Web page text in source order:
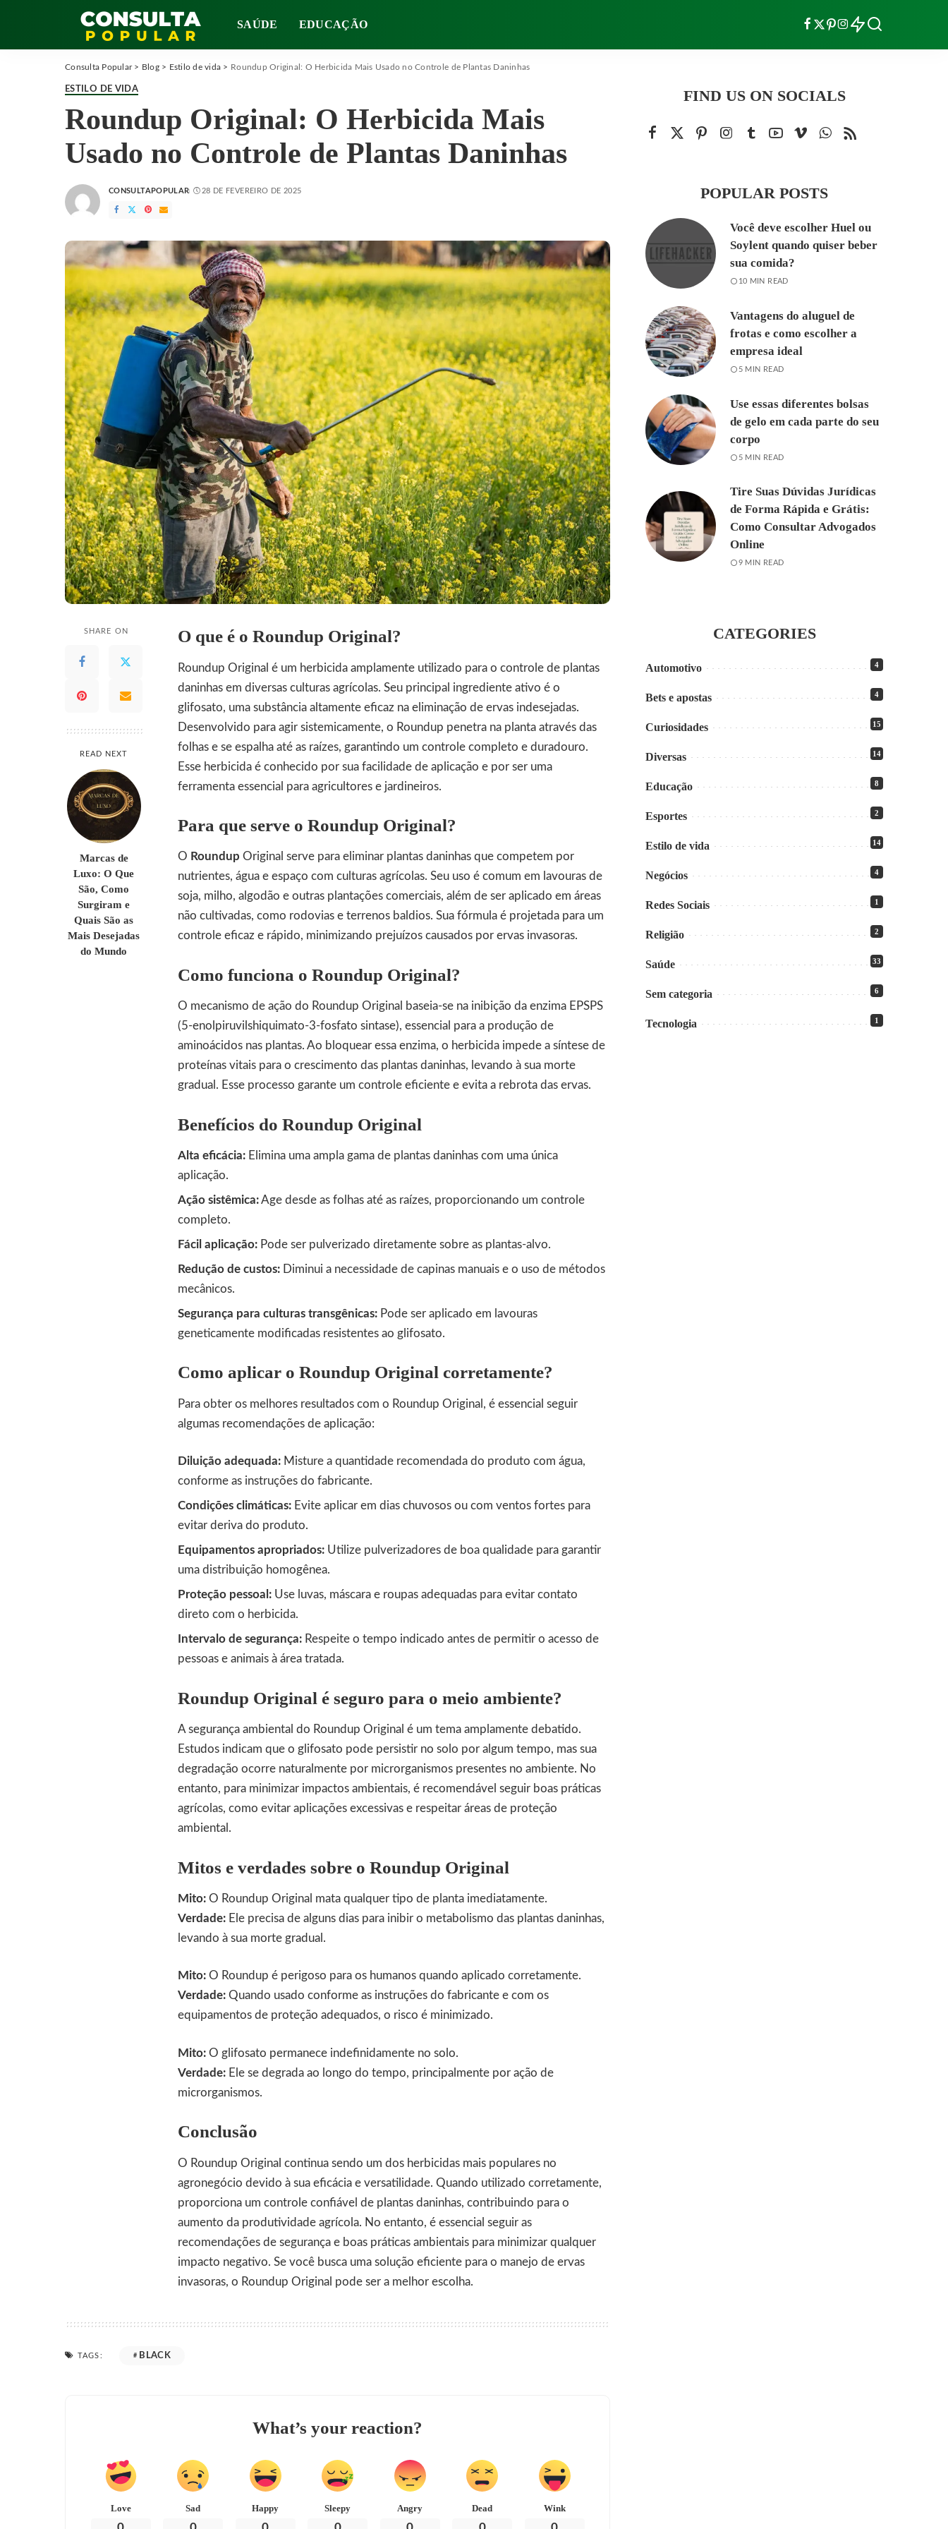
SAÚDE EDUCAÇÃO
Consulta Popular> Blog> Estilo de vida > Roundup Original: O Herbicida Mais Usado no Controle de Plantas Daninhas
ESTILO DE VIDA
Roundup Original: O Herbicida Mais
Usado no Controle de Plantas Daninhas
BY
CONSULTAPOPULAR 28 DE FEVEREIRO DE 2025
SHARE ON
READ NEXT
Marcas de
Luxo: O Que
São, Como
Surgiram e
Quais São as
Mais Desejadas
do Mundo
O que é o Roundup Original?
Roundup Original é um herbicida amplamente utilizado para o controle de plantas
daninhas em diversas culturas agrícolas. Seu principal ingrediente ativo é o
glifosato, uma substância altamente eficaz na eliminação de ervas indesejadas.
Desenvolvido para agir sistemicamente, o Roundup penetra na planta através das
folhas e se espalha até as raízes, garantindo um controle completo e duradouro.
Esse herbicida é conhecido por sua facilidade de aplicação e por ser uma
ferramenta essencial para agricultores e jardineiros.
Para que serve o Roundup Original?
O Roundup Original serve para eliminar plantas daninhas que competem por
nutrientes, água e espaço com culturas agrícolas. Seu uso é comum em lavouras de
soja, milho, algodão e outras plantações comerciais, além de ser aplicado em áreas
não cultivadas, como rodovias e terrenos baldios. Sua fórmula é projetada para um
controle eficaz e rápido, minimizando prejuízos causados por ervas invasoras.
Como funciona o Roundup Original?
O mecanismo de ação do Roundup Original baseia-se na inibição da enzima EPSPS
(5-enolpiruvilshiquimato-3-fosfato sintase), essencial para a produção de
aminoácidos nas plantas. Ao bloquear essa enzima, o herbicida impede a síntese de
proteínas vitais para o crescimento das plantas daninhas, levando à sua morte
gradual. Esse processo garante um controle eficiente e evita a rebrota das ervas.
Benefícios do Roundup Original
Alta eficácia: Elimina uma ampla gama de plantas daninhas com uma única
aplicação.
Ação sistêmica:Age desde as folhas até as raízes, proporcionando um controle
completo.
Fácil aplicação: Pode ser pulverizado diretamente sobre as plantas-alvo.
Redução de custos: Diminui a necessidade de capinas manuais e o uso de métodos
mecânicos.
Segurança para culturas transgênicas: Pode ser aplicado em lavouras
geneticamente modificadas resistentes ao glifosato.
Como aplicar o Roundup Original corretamente?
Para obter os melhores resultados com o Roundup Original, é essencial seguir
algumas recomendações de aplicação:
Diluição adequada: Misture a quantidade recomendada do produto com água,
conforme as instruções do fabricante.
Condições climáticas: Evite aplicar em dias chuvosos ou com ventos fortes para
evitar deriva do produto.
Equipamentos apropriados: Utilize pulverizadores de boa qualidade para garantir
uma distribuição homogênea.
Proteção pessoal: Use luvas, máscara e roupas adequadas para evitar contato
direto com o herbicida.
Intervalo de segurança: Respeite o tempo indicado antes de permitir o acesso de
pessoas e animais à área tratada.
Roundup Original é seguro para o meio ambiente?
A segurança ambiental do Roundup Original é um tema amplamente debatido.
Estudos indicam que o glifosato pode persistir no solo por algum tempo, mas sua
degradação ocorre naturalmente por microrganismos presentes no ambiente. No
entanto, para minimizar impactos ambientais, é recomendável seguir boas práticas
agrícolas, como evitar aplicações excessivas e respeitar áreas de proteção
ambiental.
Mitos e verdades sobre o Roundup Original
Mito: O Roundup Original mata qualquer tipo de planta imediatamente.
Verdade: Ele precisa de alguns dias para inibir o metabolismo das plantas daninhas,
levando à sua morte gradual.
Mito: O Roundup é perigoso para os humanos quando aplicado corretamente.
Verdade: Quando usado conforme as instruções do fabricante e com os
equipamentos de proteção adequados, o risco é minimizado.
Mito: O glifosato permanece indefinidamente no solo.
Verdade: Ele se degrada ao longo do tempo, principalmente por ação de
microrganismos.
Conclusão
O Roundup Original continua sendo um dos herbicidas mais populares no
agronegócio devido à sua eficácia e versatilidade. Quando utilizado corretamente,
proporciona um controle confiável de plantas daninhas, contribuindo para o
aumento da produtividade agrícola. No entanto, é essencial seguir as
recomendações de segurança e boas práticas ambientais para minimizar qualquer
impacto negativo. Se você busca uma solução eficiente para o manejo de ervas
invasoras, o Roundup Original pode ser a melhor escolha.
TAGS: BLACK
What’s your reaction?
Love Sad Happy Sleepy Angry Dead Wink
FIND US ON SOCIALS
POPULAR POSTS
Você deve escolher Huel ou
Soylent quando quiser beber
sua comida?
10 MIN READ
Vantagens do aluguel de
frotas e como escolher a
empresa ideal
5 MIN READ
Use essas diferentes bolsas
de gelo em cada parte do seu
corpo
5 MIN READ
Tire Suas Dúvidas Jurídicas
de Forma Rápida e Grátis:
Como Consultar Advogados
Online
9 MIN READ
CATEGORIES
Automotivo 4
Bets e apostas 4
Curiosidades 15
Diversas 14
Educação 8
Esportes 2
Estilo de vida 14
Negócios 4
Redes Sociais 1
Religião 2
Saúde 33
Sem categoria 6
Tecnologia 1